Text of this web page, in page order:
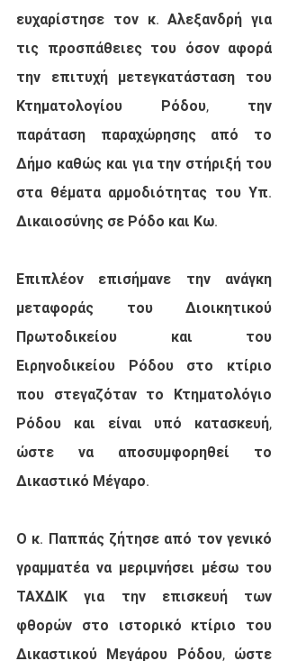
ευχαρίστησε τον κ. Αλεξανδρή για
τις προσπάθειες του όσον αφορά
την επιτυχή μετεγκατάσταση του
Κτηματολογίου Ρόδου, την
παράταση παραχώρησης από το
Δήμο καθώς και για την στήριξή του
στα θέματα αρμοδιότητας του Υπ.
Δικαιοσύνης σε Ρόδο και Κω.
Επιπλέον επισήμανε την ανάγκη
μεταφοράς του Διοικητικού
Πρωτοδικείου και του
Ειρηνοδικείου Ρόδου στο κτίριο
που στεγαζόταν το Κτηματολόγιο
Ρόδου και είναι υπό κατασκευή,
ώστε να αποσυμφορηθεί το
Δικαστικό Μέγαρο.
Ο κ. Παππάς ζήτησε από τον γενικό
γραμματέα να μεριμνήσει μέσω του
ΤΑΧΔΙΚ για την επισκευή των
φθορών στο ιστορικό κτίριο του
Δικαστικού Μεγάρου Ρόδου, ώστε